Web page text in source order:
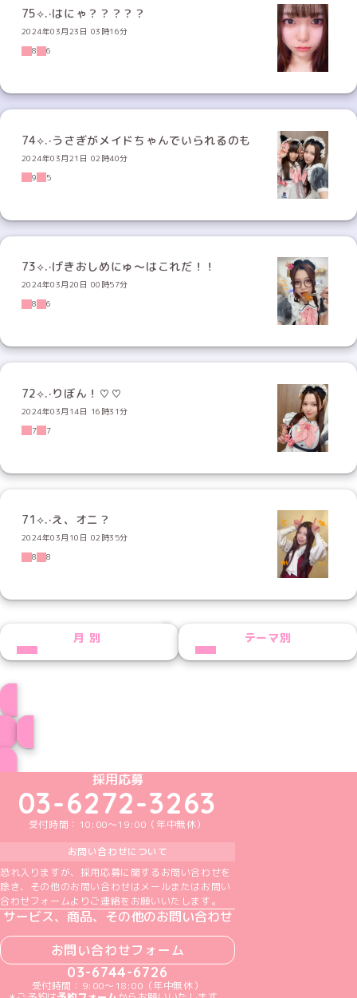
75⟡.·はにゃ？？？？？
2024年03月23日 03時16分
8
6
74⟡.·うさぎがメイドちゃんでいられるのも
2024年03月21日 02時40分
9
5
73⟡.·げきおしめにゅ〜はこれだ！！
2024年03月20日 00時57分
8
6
72⟡.·りぼん！♡♡
2024年03月14日 16時31分
7
7
71⟡.·え、オニ？
2024年03月10日 02時35分
8
8
NEXT
月別 テーマ別
めいどりーみんTikTok公式アカウント
めいどりーみんX公式アカウント
めいどりーみんInstagram公式アカウント
めいどりーみんFacebook公式アカウン
めいどりーみんYouTube公式アカ
採用応募
03-6272-3263
受付時間：10:00～19:00（年中無休）
お問い合わせについて
恐れ入りますが、採用応募に関するお問い合わせを
除き、その他のお問い合わせはメールまたはお問い
合わせフォームよりご連絡をお願いいたします。
サービス、商品、その他のお問い合わせ
お問い合わせフォーム
03-6744-6726
受付時間：9:00～18:00（年中無休）